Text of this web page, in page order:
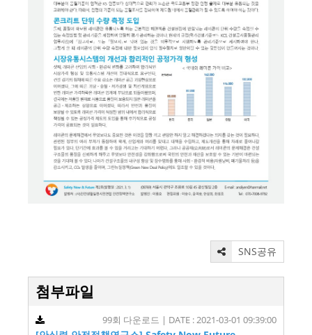
SNS공유
첨부파일
99회 다운로드 | DATE : 2021-03-01 09:39:00